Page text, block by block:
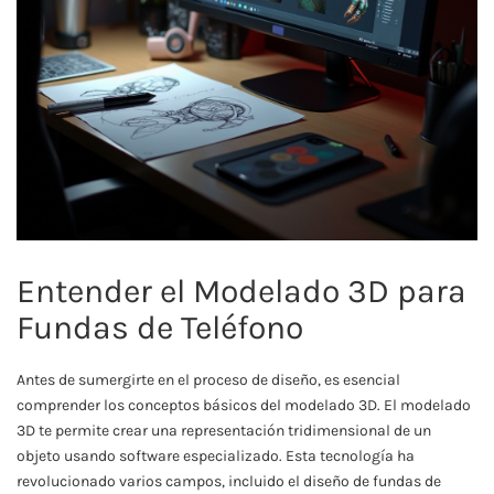
Entender el Modelado 3D para
Fundas de Teléfono
Antes de sumergirte en el proceso de diseño, es esencial
comprender los conceptos básicos del modelado 3D. El modelado
3D te permite crear una representación tridimensional de un
objeto usando software especializado. Esta tecnología ha
revolucionado varios campos, incluido el diseño de fundas de